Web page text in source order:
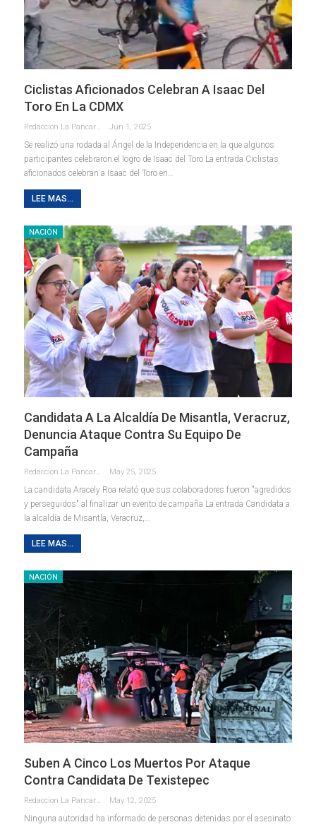
Ciclistas Aficionados Celebran A Isaac Del
Toro En La CDMX
Redaccion La Pancarta De Quintana Roo Jun 1, 2025
Se realizó una rodada al Ángel de la Independencia en la que algunos
participantes celebraron el logro de Isaac del Toro La entrada Ciclistas
aficionados celebran a Isaac del Toro en…
LEE MAS...
NACIÓN
Candidata A La Alcaldía De Misantla, Veracruz,
Denuncia Ataque Contra Su Equipo De
Campaña
Redaccion La Pancarta De Quintana Roo May 25, 2025
La candidata Aracely Roa relató que sus colaboradores fueron "agredidos
y perseguidos" al finalizar un evento de campaña La entrada Candidata a
la alcaldía de Misantla, Veracruz,…
LEE MAS...
NACIÓN
Suben A Cinco Los Muertos Por Ataque
Contra Candidata De Texistepec
May 12, 2025
Ninguna autoridad ha informado de personas detenidas por el asesinato